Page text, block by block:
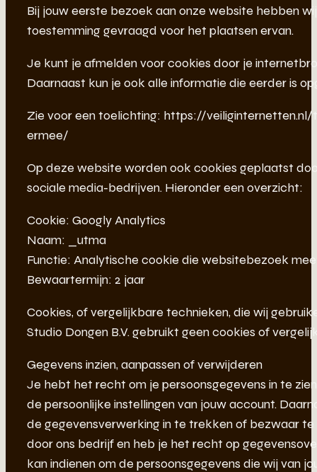
Bij jouw eerste bezoek aan onze website hebben
toestemming gevraagd voor het plaatsen ervan.
Je kunt je afmelden voor cookies door je
Daarnaast kun je ook alle informatie die eerder is
Zie voor een toelichting: https://
ermee/
Op deze website worden ook cookies geplaatst
sociale media-bedrijven. Hieronder een overzicht:
Cookie: Googly Analytics
Naam: _utma
Functie: Analytische cookie die websitebezoek
Bewaartermijn: 2 jaar
Cookies, of vergelijkbare technieken, die wij
Studio Dongen B.V. gebruikt geen cookies of
Gegevens inzien, aanpassen of verwijderen
Je hebt het recht om je persoonsgegevens in te
de persoonlijke instellingen van jouw account.
de gegevensverwerking in te trekken of bezwaar
door ons bedrijf en heb je het recht op
kan indienen om de persoonsgegevens die wij van